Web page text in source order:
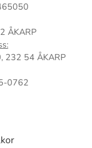
ÅKARP
232 54 ÅKARP
0762